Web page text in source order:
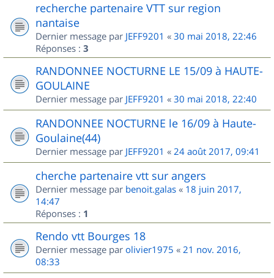
recherche partenaire VTT sur region
nantaise
Dernier message par JEFF9201 « 30 mai 2018, 22:46
Réponses : 3
RANDONNEE NOCTURNE LE 15/09 à HAUTE-
GOULAINE
Dernier message par JEFF9201 « 30 mai 2018, 22:40
RANDONNEE NOCTURNE le 16/09 à Haute-
Goulaine(44)
Dernier message par JEFF9201 « 24 août 2017, 09:41
cherche partenaire vtt sur angers
Dernier message par benoit.galas « 18 juin 2017,
14:47
Réponses : 1
Rendo vtt Bourges 18
Dernier message par olivier1975 « 21 nov. 2016,
08:33